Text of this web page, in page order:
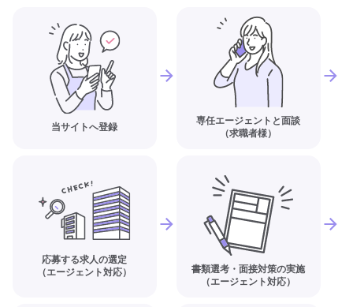
当サイトへ登録
専任エージェントと面談
（求職者様）
応募する求人の選定
（エージェント対応）
書類選考・面接対策の実施
（エージェント対応）